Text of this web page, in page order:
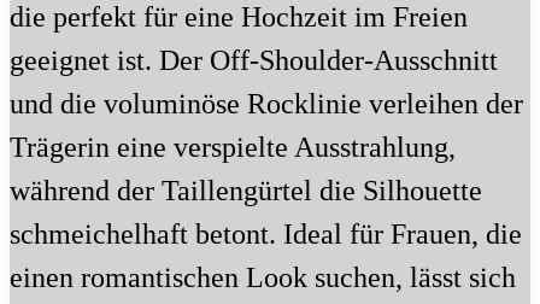
die perfekt für eine Hochzeit im Freien
geeignet ist. Der Off-Shoulder-Ausschnitt
und die voluminöse Rocklinie verleihen der
Trägerin eine verspielte Ausstrahlung,
während der Taillengürtel die Silhouette
schmeichelhaft betont. Ideal für Frauen, die
einen romantischen Look suchen, lässt sich